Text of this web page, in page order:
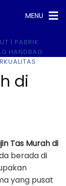
MENU
di
Tas Murah di
berada di
yang pusat